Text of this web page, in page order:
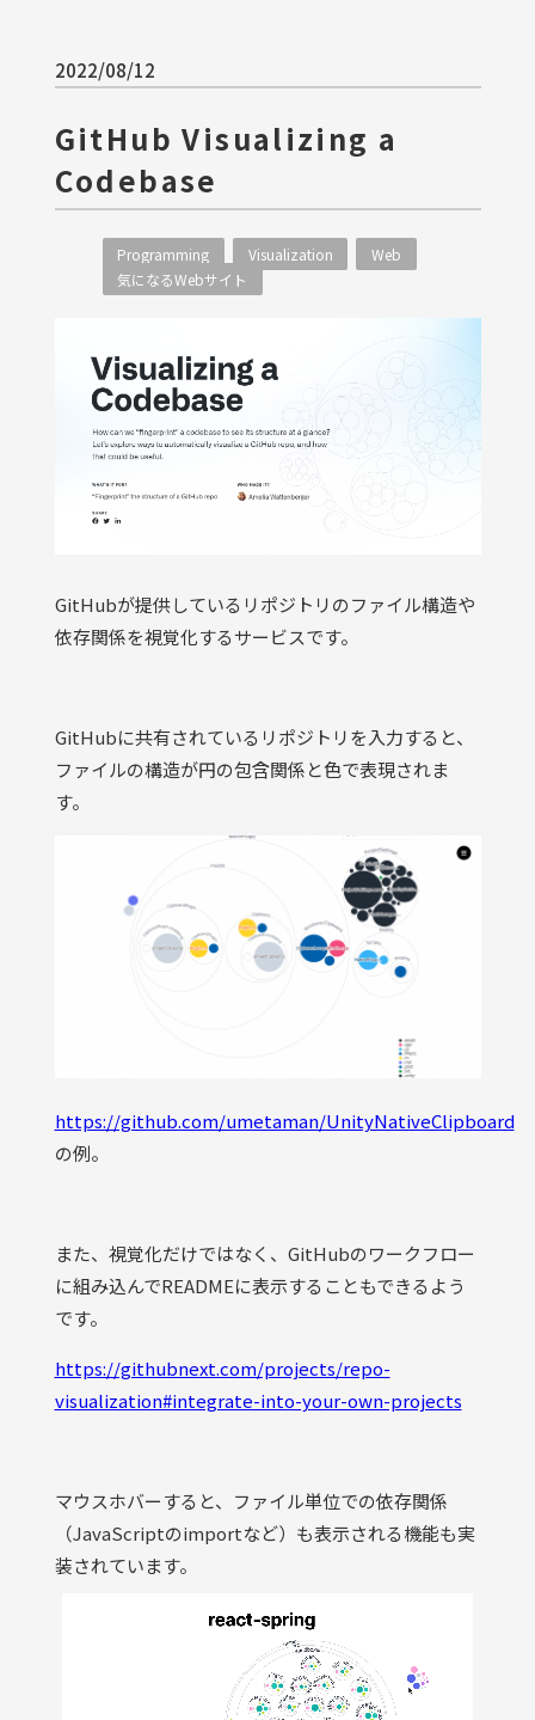
2022/08/12
GitHub Visualizing a
Codebase
Programming Visualization
Web
気になるWebサイト
GitHubが提供しているリポジトリのファイル構造や
依存関係を視覚化するサービスです。
GitHubに共有されているリポジトリを入力すると、
ファイルの構造が円の包含関係と色で表現されま
す。
https://github.com/umetaman/UnityNativeClipboard
の例。
また、視覚化だけではなく、GitHubのワークフロー
に組み込んでREADMEに表示することもできるよう
です。
https://githubnext.com/projects/repo-
visualization#integrate-into-your-own-projects
マウスホバーすると、ファイル単位での依存関係
（JavaScriptのimportなど）も表示される機能も実
装されています。